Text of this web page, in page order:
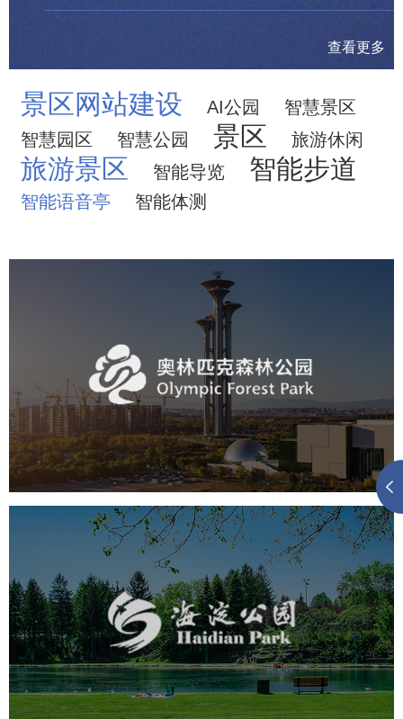
查看更多
景区网站建设 AI公园
智慧景区
智慧园区
智慧公园 景区 旅游休闲
旅游景区 智能导览 智能步道
智能语音亭 智能体测
奥体森林公园
旅游休闲 公园 AI人工智能
智慧公园
智慧体育公园
智能步道 智能大数据平台
海淀公园
旅游休闲 公园 AI人工智能 智慧公园
智能步道
智能大数据平台
AR太极 智能语音亭